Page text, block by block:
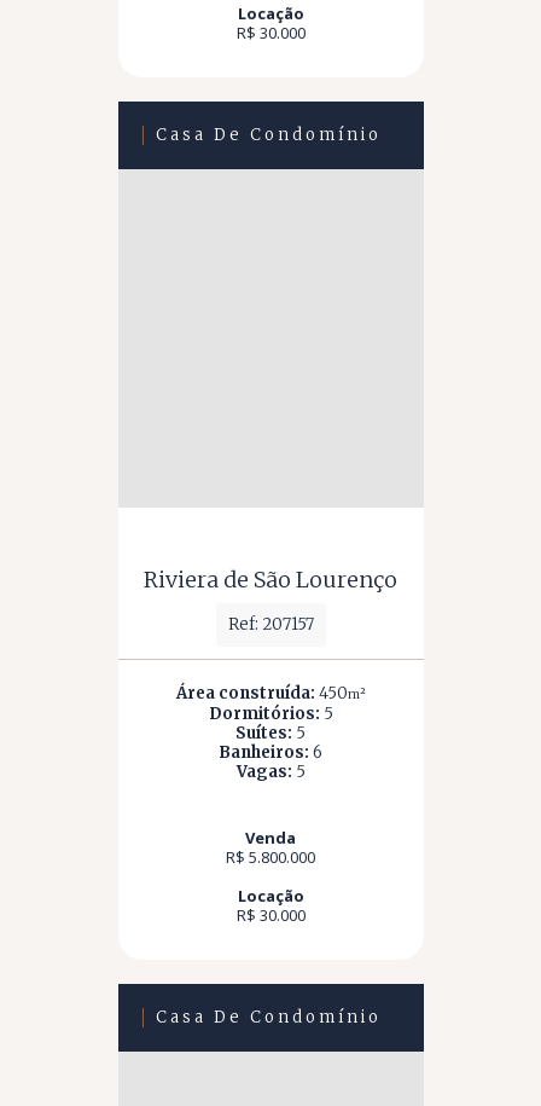
Locação
R$ 30.000
Casa De Condomínio
Riviera de São Lourenço
Ref: 207157
Área construída: 450m²
Dormitórios: 5
Suítes: 5
Banheiros: 6
Vagas: 5
Venda
R$ 5.800.000
Locação
R$ 30.000
Casa De Condomínio